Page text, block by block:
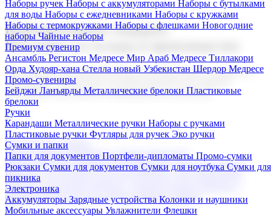
Наборы ручек Наборы с аккумуляторами Наборы с бутылками
для воды Наборы с ежедневниками Наборы с кружками
Наборы с термокружками Наборы с флешками Новогодние
наборы Чайные наборы
Премиум сувенир
Ансамбль Регистон Медресе Мир Араб Медресе Тиллакори
Орда Худояр-хана Стелла новый Узбекистан Шердор Медресе
Промо-сувениры
Бейджи Ланъярды Металлические брелоки Пластиковые
брелоки
Ручки
Карандаши Металлические ручки Наборы с ручками
Пластиковые ручки Футляры для ручек Эко ручки
Сумки и папки
Папки для документов Портфели-дипломаты Промо-сумки
Рюкзаки Сумки для документов Сумки для ноутбука Сумки для
пикника
Электроника
Аккумуляторы Зарядные устройства Колонки и наушники
Мобильные аксессуары Увлажнители Флешки
Корпоративные подарки
Поставка со склада и производство
Мы предлагаем широкий выбор корпоративных подарков и
сувениров с логотипом. В нашем каталоге вы найдете
продукцию для бизнеса, мероприятия и клиентов.
Подарочные наборы
Бизнес наборыКофейные наборы Кошельки
Наборы из кожиНаборы ручекНаборы с аккумуляторами
Наборы с бутылками для воды
Наборы с ежедневниками
Наборы с кружками
флешкамиНовогодние наборыЧайные наборы